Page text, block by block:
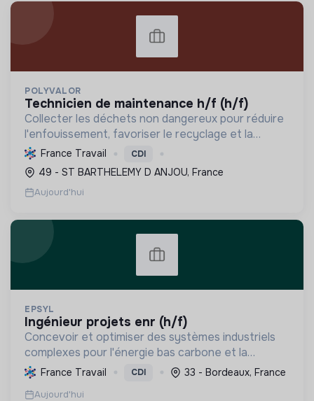
POLYVALOR
technicien de maintenance h/f (h/f)
Collecter les déchets non dangereux pour réduire
l'enfouissement, favoriser le recyclage et la
valorisation, et préserver les ressources
naturelles, contribuant ainsi à l'économie circulaire
et à la t...
France Travail CDI
49 - ST BARTHELEMY D ANJOU, France
Aujourd'hui
EPSYL
ingénieur projets enr (h/f)
Concevoir et optimiser des systèmes industriels
complexes pour l'énergie bas carbone et la
mobilité durable, en s'appuyant sur l'innovation et
une démarche RSE.
France Travail CDI 33 - Bordeaux, France
Aujourd'hui